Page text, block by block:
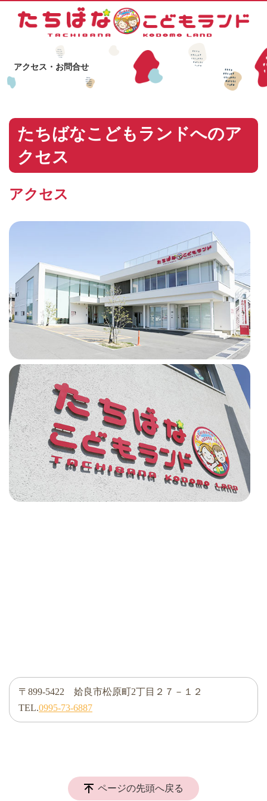
アクセス・お問合せ
たちばなこどもランドへのア
クセス
アクセス
〒899-5422 姶良市松原町2丁目２７－１２
TEL.0995-73-6887
ページの先頭へ戻る